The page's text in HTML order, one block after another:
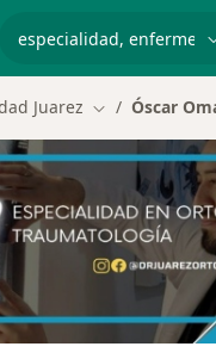
Juarez Cambiar de
Óscar